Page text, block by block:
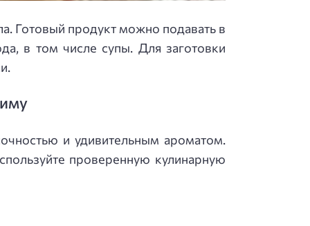
Готовый продукт можно подавать в
в том числе супы. Для заготовки
и удивительным ароматом.
проверенную кулинарную